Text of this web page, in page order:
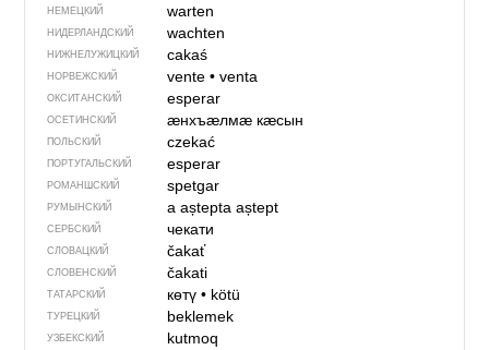
НЕМЕЦКИЙ warten
НИДЕРЛАНДСКИЙ wachten
НИЖНЕЛУЖИЦКИЙ cakaś
НОРВЕЖСКИЙ vente• venta
ОКСИТАНСКИЙ esperar
ОСЕТИНСКИЙ ӕнхъӕлмӕ кӕсын
ПОЛЬСКИЙ czekać
ПОРТУГАЛЬСКИЙ esperar
РОМАНШСКИЙ spetgar
РУМЫНСКИЙ a așteptaaștept
СЕРБСКИЙ чекати
СЛОВАЦКИЙ čakať
СЛОВЕНСКИЙ čakati
ТАТАРСКИЙ көтү• kötü
ТУРЕЦКИЙ beklemek
УЗБЕКСКИЙ kutmoq